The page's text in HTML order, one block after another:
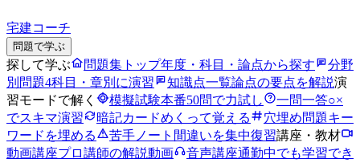
宅建コーチ
問題で学ぶ
探して学ぶ 問題集トップ年度・科目・論点から探す
分野
別問題4科目・章別に演習 知識点一覧論点の要点を解説演
習モードで解く
模擬試験本番50問で力試し 一問一答○×
でスキマ演習
暗記カードめくって覚える 穴埋め問題キー
ワードを埋める
苦手ノート 間違いを集中復習講座・教材
動画講座プロ講師の解説動画 音声講座通勤中でも学習でき